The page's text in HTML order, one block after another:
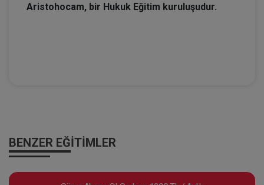
Aristohocam, bir Hukuk Eğitim kuruluşudur.
BENZER EĞITIMLER